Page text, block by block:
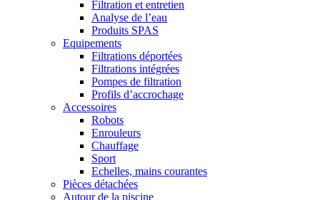
Filtration et entretien
Analyse de l’eau
Produits SPAS
Equipements
Filtrations déportées
Filtrations intégrées
Pompes de filtration
Profils d’accrochage
Accessoires
Robots
Enrouleurs
Chauffage
Sport
Echelles, mains courantes
Pièces détachées
Autour de la piscine